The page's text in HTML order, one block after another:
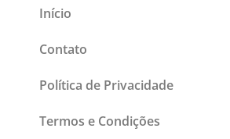
Início
Contato
Política de Privacidade
Termos e Condições